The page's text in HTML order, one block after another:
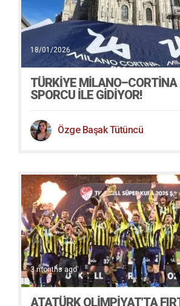
18/01/2026
TÜRKIYE MILANO–CORTINA
SPORCU ILE GIDIYOR!
Özge Başak Tütüncü
3 months ago
ATATÜRK OLIMPIYAT’TA